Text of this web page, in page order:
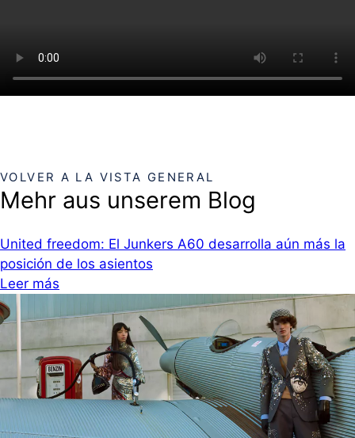
VOLVER A LA VISTA GENERAL
Mehr aus unserem Blog
United freedom: El Junkers A60 desarrolla aún más la
posición de los asientos
Leer más